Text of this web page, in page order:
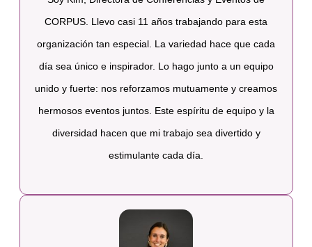
CORPUS. Llevo casi 11 años trabajando para esta
organización tan especial. La variedad hace que cada
día sea único e inspirador. Lo hago junto a un equipo
unido y fuerte: nos reforzamos mutuamente y creamos
hermosos eventos juntos. Este espíritu de equipo y la
diversidad hacen que mi trabajo sea divertido y
estimulante cada día.